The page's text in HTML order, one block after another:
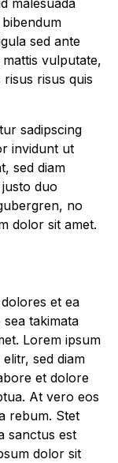
sed ante
vulputate,
risus quis
sadipscing
invidunt ut
sed diam
duo
no
dolor sit amet.
et ea
takimata
Lorem ipsum
sed diam
et dolore
At vero eos
rebum. Stet
sanctus est
dolor sit